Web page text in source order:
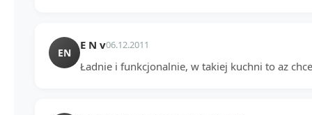
EN
E N v06.12.2011
Ładnie i funkcjonalnie, w takiej kuchni to az